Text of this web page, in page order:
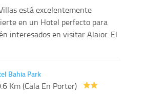
está excelentemente
en un Hotel perfecto para
interesados en visitar Alaior. El
Bahia Park
Km (Cala En Porter)